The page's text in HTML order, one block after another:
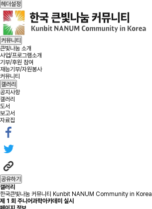
헤더설정
커뮤니티
큰빛나눔 소개
사업/프로그램소개
기부/후원 참여
재능기부/자원봉사
커뮤니티
갤러리
공지사항
갤러리
도서
보고서
자료집
공유하기
갤러리
한국큰빛나눔 커뮤니티 Kunbit NANUM Community in Korea
제 1 회 주니어과학아카데미 실시